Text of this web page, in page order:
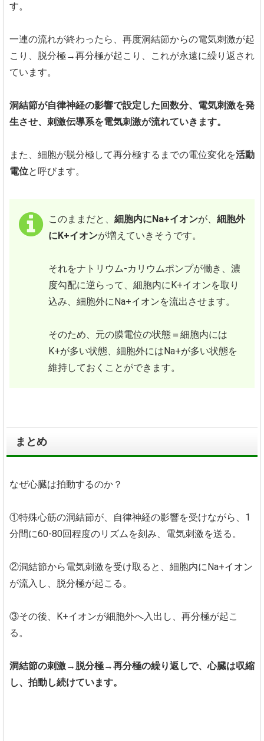
す。
一連の流れが終わったら、再度洞結節からの電気刺激が起
こり、脱分極→再分極が起こり、これが永遠に繰り返され
ています。
洞結節が自律神経の影響で設定した回数分、電気刺激を発
生させ、刺激伝導系を電気刺激が流れていきます。
また、細胞が脱分極して再分極するまでの電位変化を活動
電位と呼びます。
このままだと、 細胞内にNa+イオンが、 細胞外
にK+イオンが増えていきそうです。
それをナトリウム-カリウムポンプが働き、濃
度勾配に逆らって、細胞内にK+イオンを取り
込み、細胞外にNa+イオンを流出させます。
そのため、元の膜電位の状態＝細胞内には
K+が多い状態、細胞外にはNa+が多い状態を
維持しておくことができます。
まとめ
なぜ心臓は拍動するのか？
①特殊心筋の洞結節が、自律神経の影響を受けながら、1
分間に60-80回程度のリズムを刻み、電気刺激を送る。
②洞結節から電気刺激を受け取ると、細胞内にNa+イオン
が流入し、脱分極が起こる。
③その後、K+イオンが細胞外へ入出し、再分極が起こ
る。
洞結節の刺激→脱分極→再分極の繰り返しで、心臓は収縮
し、拍動し続けています。